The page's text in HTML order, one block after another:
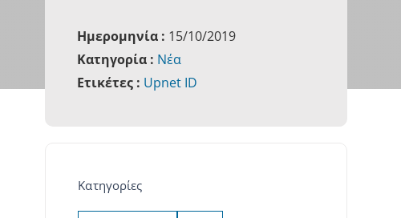
Ημερομηνία : 15/10/2019
Κατηγορία : Νέα
Ετικέτες : Upnet ID
Κατηγορίες